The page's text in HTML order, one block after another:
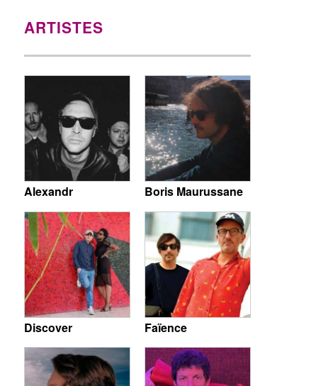
ARTISTES
Alexandr Boris Maurussane
Discover Faïence